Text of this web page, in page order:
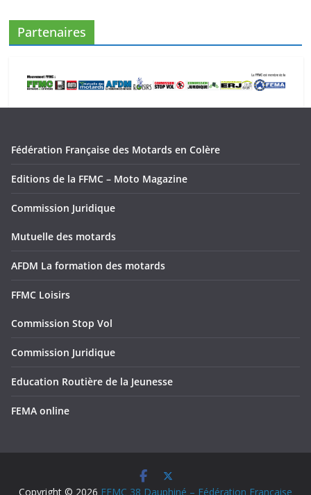
Partenaires
Fédération Française des Motards en Colère
Editions de la FFMC – Moto Magazine
Commission Juridique
Mutuelle des motards
AFDM La formation des motards
FFMC Loisirs
Commission Stop Vol
Commission Juridique
Education Routière de la Jeunesse
FEMA online
Copyright © 2026 FFMC 38 Dauphiné – Fédération Française